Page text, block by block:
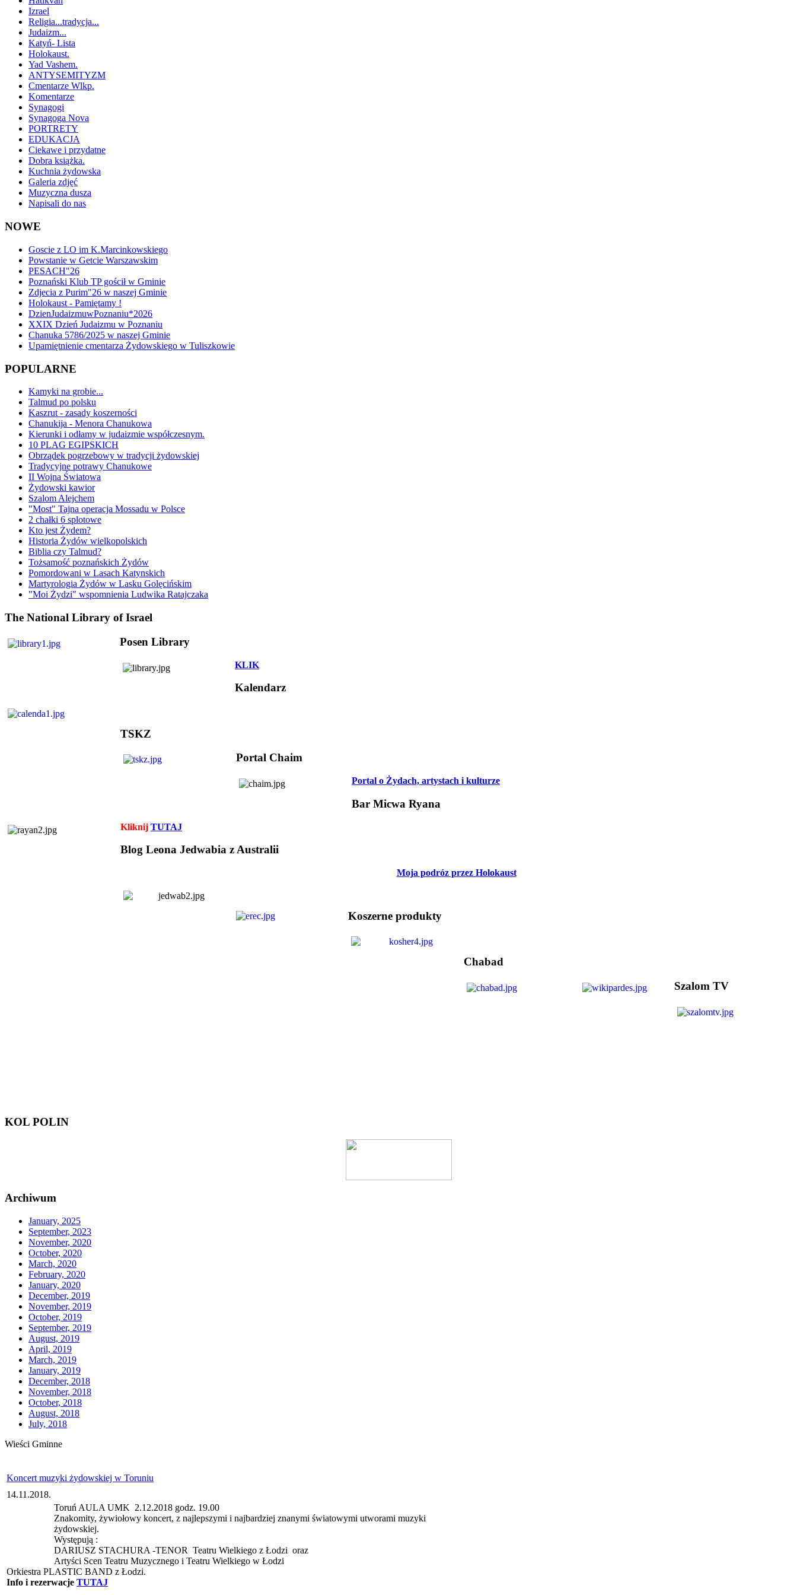
Izrael
Religia...tradycja...
Judaizm...
Katyń- Lista
Holokaust.
Yad Vashem.
ANTYSEMITYZM
Cmentarze Wlkp.
Komentarze
Synagogi
Synagoga Nova
PORTRETY
EDUKACJA
Ciekawe i przydatne
Dobra książka.
Kuchnia żydowska
Galeria zdjęć
Muzyczna dusza
Napisali do nas
NOWE
Goscie z LO im K.Marcinkowskiego
Powstanie w Getcie Warszawskim
PESACH"26
Poznański Klub TP gościł w Gminie
Zdjecia z Purim"26 w naszej Gminie
Holokaust - Pamiętamy !
DzienJudaizmuwPoznaniu*2026
XXIX Dzień Judaizmu w Poznaniu
Chanuka 5786/2025 w naszej Gminie
Upamiętnienie cmentarza Żydowskiego w Tuliszkowie
POPULARNE
Kamyki na grobie...
Talmud po polsku
Kaszrut - zasady koszerności
Chanukija - Menora Chanukowa
Kierunki i odłamy w judaizmie współczesnym.
10 PLAG EGIPSKICH
Obrządek pogrzebowy w tradycji żydowskiej
Tradycyjne potrawy Chanukowe
II Wojna Światowa
Żydowski kawior
Szalom Alejchem
"Most" Tajna operacja Mossadu w Polsce
2 chałki 6 splotowe
Kto jest Żydem?
Historia Żydów wielkopolskich
Biblia czy Talmud?
Tożsamość poznańskich Żydów
Pomordowani w Lasach Katynskich
Martyrologia Żydów w Lasku Golęcińskim
"Moi Żydzi" wspomnienia Ludwika Ratajczaka
The National Library of Israel
Posen Library
KLIK
Kalendarz
TSKZ
Portal Chaim
Portal o Żydach, artystach i kulturze
Bar Micwa Ryana
Kliknij TUTAJ
Blog Leona Jedwabia z Australii
Moja podróz przez Holokaust
Koszerne produkty
Chabad
Szalom TV
KOL POLIN
Archiwum
January, 2025
September, 2023
November, 2020
October, 2020
March, 2020
February, 2020
January, 2020
December, 2019
November, 2019
October, 2019
September, 2019
August, 2019
April, 2019
March, 2019
January, 2019
December, 2018
November, 2018
October, 2018
August, 2018
July, 2018
Wieści Gminne
Koncert muzyki żydowskiej w Toruniu
14.11.2018.
Toruń AULA UMK 2.12.2018 godz. 19.00
Znakomity, żywiołowy koncert, z najlepszymi i najbardziej znanymi światowymi utworami muzyki
żydowskiej.
Występują :
DARIUSZ STACHURA -TENOR Teatru Wielkiego z Łodzi oraz
Artyści Scen Teatru Muzycznego i Teatru Wielkiego w Łodzi
Orkiestra PLASTIC BAND z Łodzi.
Info i rezerwacje TUTAJ